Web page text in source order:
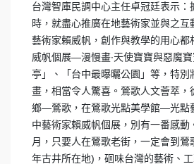
台灣智庫民調中心主任卓冠廷表示：
時，就盡心推廣在地藝術家並與之互
藝術家賴威帆，創作與教學的用心都
威帆個展—漫慢畫∙天使寶寶與惡魔
亭」、「台中最曝曬公園」等，特別
畫，相當令人驚喜。鶯歌人文薈萃，
鄉—鶯歌，在鶯歌光點美學館—光點
中藝術家賴威帆個展，別有一番感動
月，只要人在鶯歌老街，一定會到
年古井所在地)，硘味台灣的藝術、